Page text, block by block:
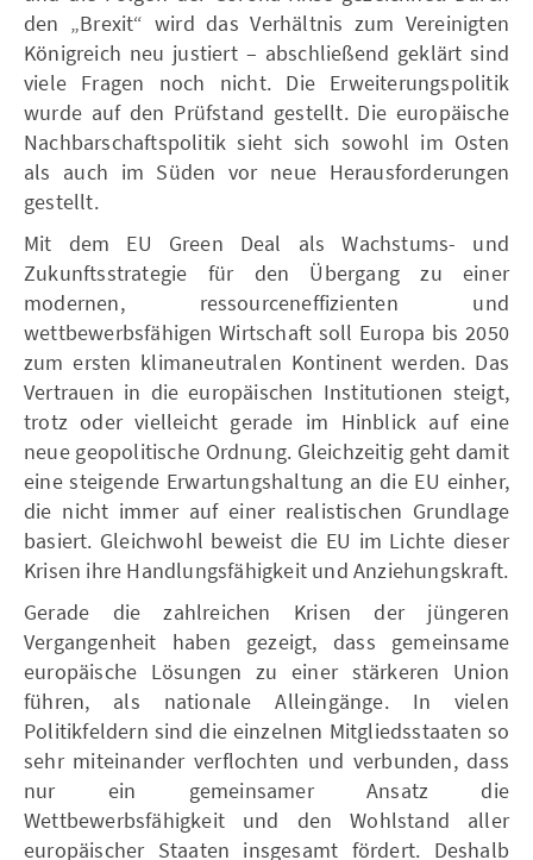
den „Brexit“ wird das Verhältnis zum Vereinigten
Königreich neu justiert – abschließend geklärt sind
viele Fragen noch nicht. Die Erweiterungspolitik
wurde auf den Prüfstand gestellt. Die europäische
Nachbarschaftspolitik sieht sich sowohl im Osten
als auch im Süden vor neue Herausforderungen
gestellt.
Mit dem EU Green Deal als Wachstums- und
Zukunftsstrategie für den Übergang zu einer
modernen, ressourceneffizienten und
wettbewerbsfähigen Wirtschaft soll Europa bis 2050
zum ersten klimaneutralen Kontinent werden. Das
Vertrauen in die europäischen Institutionen steigt,
trotz oder vielleicht gerade im Hinblick auf eine
neue geopolitische Ordnung. Gleichzeitig geht damit
eine steigende Erwartungshaltung an die EU einher,
die nicht immer auf einer realistischen Grundlage
basiert. Gleichwohl beweist die EU im Lichte dieser
Krisen ihre Handlungsfähigkeit und Anziehungskraft.
Gerade die zahlreichen Krisen der jüngeren
Vergangenheit haben gezeigt, dass gemeinsame
europäische Lösungen zu einer stärkeren Union
führen, als nationale Alleingänge. In vielen
Politikfeldern sind die einzelnen Mitgliedsstaaten so
sehr miteinander verflochten und verbunden, dass
nur ein gemeinsamer Ansatz die
Wettbewerbsfähigkeit und den Wohlstand aller
europäischer Staaten insgesamt fördert. Deshalb